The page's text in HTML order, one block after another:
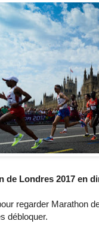
de Londres 2017 en
regarder Marathon
débloquer.